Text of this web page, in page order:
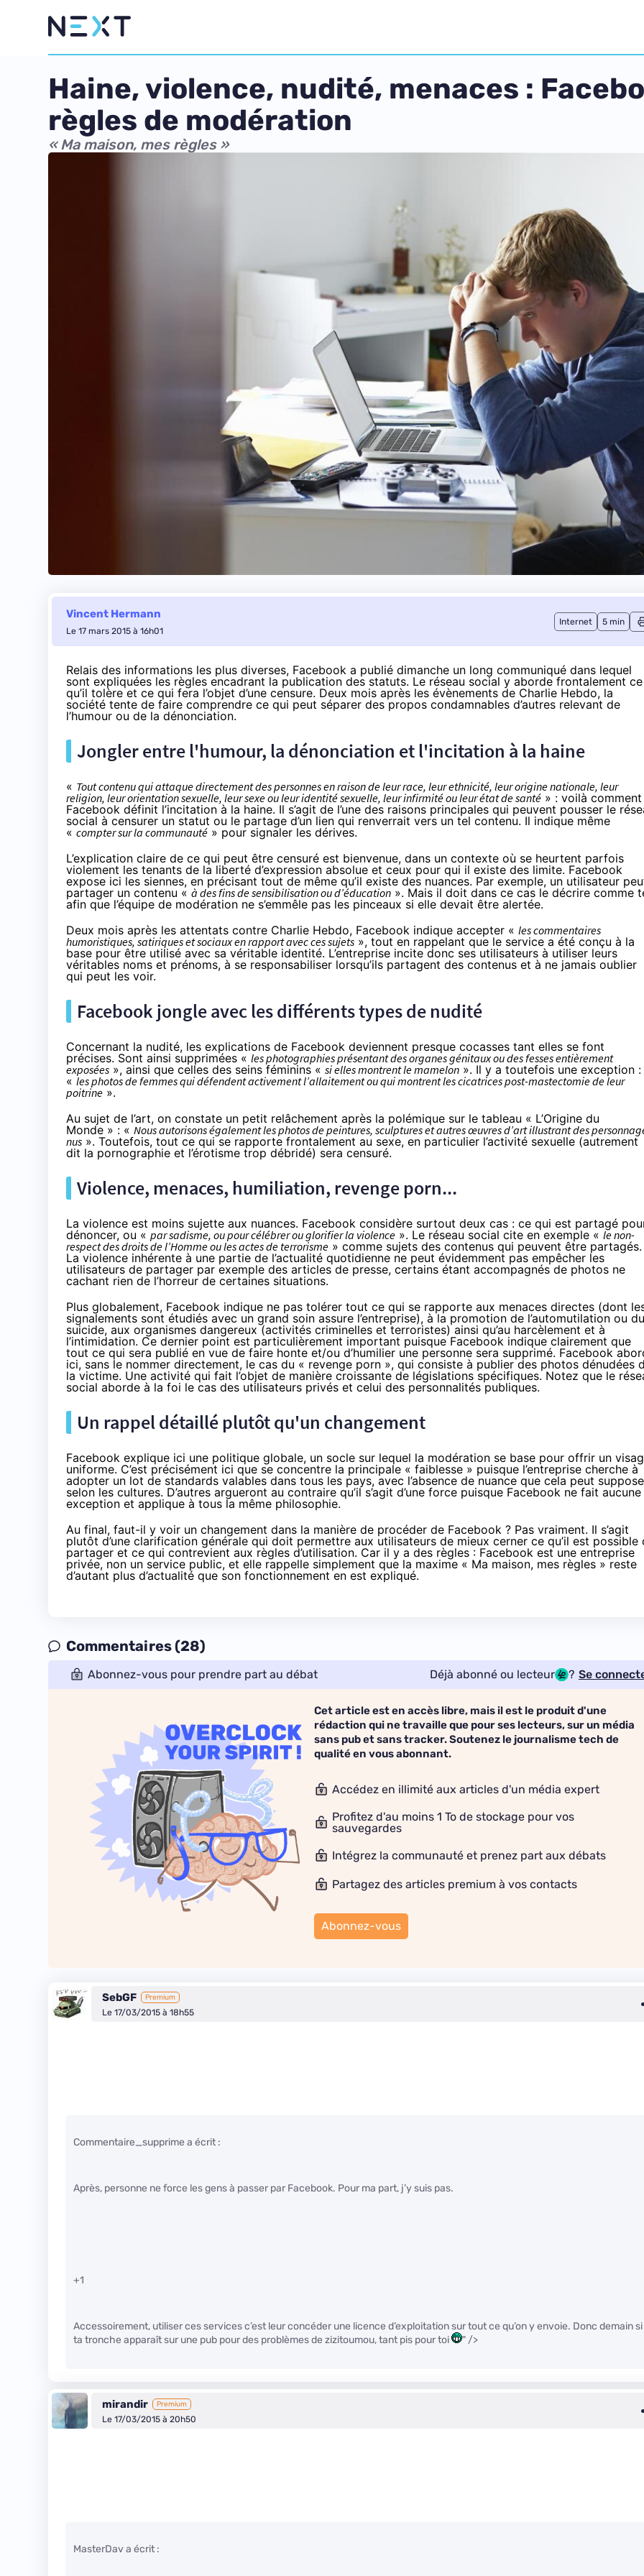
Haine, violence, nudité, menaces :
règles de modération
« Ma maison, mes règles »
Vincent Hermann
Le 17 mars 2015 à 16h01
Internet 5 min
Relais des informations les plus diverses, Facebook a publié dimanche un long communiqué dans lequel
sont expliquées les règles encadrant la publication des statuts. Le réseau social y aborde frontalement ce
qu’il tolère et ce qui fera l’objet d’une censure. Deux mois après les évènements de Charlie Hebdo, la
société tente de faire comprendre ce qui peut séparer des propos condamnables d’autres relevant de
l’humour ou de la dénonciation.
Jongler entre l'humour, la dénonciation et l'incitation à la haine
« Tout contenu qui attaque directement des personnes en raison de leur race, leur ethnicité, leur origine nationale, leur
religion, leur orientation sexuelle, leur sexe ou leur identité sexuelle, leur infirmité ou leur état de santé » : voilà comment
Facebook définit l’incitation à la haine. Il s’agit de l’une des raisons principales qui peuvent pousser le
social à censurer un statut ou le partage d’un lien qui renverrait vers un tel contenu. Il indique même
« compter sur la communauté » pour signaler les dérives.
L’explication claire de ce qui peut être censuré est bienvenue, dans un contexte où se heurtent parfois
violement les tenants de la liberté d’expression absolue et ceux pour qui il existe des limite. Facebook
expose ici les siennes, en précisant tout de même qu’il existe des nuances. Par exemple, un utilisateur
partager un contenu « à des fins de sensibilisation ou d’éducation ». Mais il doit dans ce cas le décrire comme
afin que l’équipe de modération ne s’emmêle pas les pinceaux si elle devait être alertée.
Deux mois après les attentats contre Charlie Hebdo, Facebook indique accepter « les commentaires
humoristiques, satiriques et sociaux en rapport avec ces sujets », tout en rappelant que le service a été conçu à la
base pour être utilisé avec sa véritable identité. L’entreprise incite donc ses utilisateurs à utiliser leurs
véritables noms et prénoms, à se responsabiliser lorsqu’ils partagent des contenus et à ne jamais oublier
qui peut les voir.
Facebook jongle avec les différents types de nudité
Concernant la nudité, les explications de Facebook deviennent presque cocasses tant elles se font
précises. Sont ainsi supprimées « les photographies présentant des organes génitaux ou des fesses entièrement
exposées », ainsi que celles des seins féminins « si elles montrent le mamelon ». Il y a toutefois une exception :
« les photos de femmes qui défendent activement l’allaitement ou qui montrent les cicatrices post-mastectomie de leur
poitrine ».
Au sujet de l’art, on constate un petit relâchement après la polémique sur le tableau « L’Origine du
Monde » : « Nous autorisons également les photos de peintures, sculptures et autres œuvres d’art illustrant des
nus ». Toutefois, tout ce qui se rapporte frontalement au sexe, en particulier l’activité sexuelle (autrement
dit la pornographie et l’érotisme trop débridé) sera censuré.
Violence, menaces, humiliation, revenge porn...
La violence est moins sujette aux nuances. Facebook considère surtout deux cas : ce qui est partagé
dénoncer, ou « par sadisme, ou pour célébrer ou glorifier la violence ». Le réseau social cite en exemple « le non-
respect des droits de l’Homme ou les actes de terrorisme » comme sujets des contenus qui peuvent être partagés.
La violence inhérente à une partie de l’actualité quotidienne ne peut évidemment pas empêcher les
utilisateurs de partager par exemple des articles de presse, certains étant accompagnés de photos ne
cachant rien de l’horreur de certaines situations.
Plus globalement, Facebook indique ne pas tolérer tout ce qui se rapporte aux menaces directes (dont
signalements sont étudiés avec un grand soin assure l’entreprise), à la promotion de l’automutilation ou du
suicide, aux organismes dangereux (activités criminelles et terroristes) ainsi qu’au harcèlement et à
l’intimidation. Ce dernier point est particulièrement important puisque Facebook indique clairement que
tout ce qui sera publié en vue de faire honte et/ou d’humilier une personne sera supprimé. Facebook
ici, sans le nommer directement, le cas du « revenge porn », qui consiste à publier des photos dénudées
la victime. Une activité qui fait l’objet de manière croissante de législations spécifiques. Notez que le
social aborde à la foi le cas des utilisateurs privés et celui des personnalités publiques.
Un rappel détaillé plutôt qu'un changement
Facebook explique ici une politique globale, un socle sur lequel la modération se base pour offrir un
uniforme. C’est précisément ici que se concentre la principale « faiblesse » puisque l’entreprise cherche à
adopter un lot de standards valables dans tous les pays, avec l’absence de nuance que cela peut
selon les cultures. D’autres argueront au contraire qu’il s’agit d’une force puisque Facebook ne fait aucune
exception et applique à tous la même philosophie.
Au final, faut-il y voir un changement dans la manière de procéder de Facebook ? Pas vraiment. Il s’agit
plutôt d’une clarification générale qui doit permettre aux utilisateurs de mieux cerner ce qu’il est possible
partager et ce qui contrevient aux règles d’utilisation. Car il y a des règles : Facebook est une entreprise
privée, non un service public, et elle rappelle simplement que la maxime « Ma maison, mes règles » reste
d’autant plus d’actualité que son fonctionnement en est expliqué.
Commentaires (28)
Abonnez-vous pour prendre part au débat Déjà abonné ou lecteur ? Se
Cet article est en accès libre, mais il est le produit d'une
rédaction qui ne travaille que pour ses lecteurs, sur un média
sans pub et sans tracker. Soutenez le journalisme tech de
qualité en vous abonnant.
Accédez en illimité aux articles d'un média expert
Profitez d'au moins 1 To de stockage pour vos
sauvegardes
Intégrez la communauté et prenez part aux débats
Partagez des articles premium à vos contacts
Abonnez-vous
SebGF Premium
Le 17/03/2015 à 18h55
Commentaire_supprime a écrit :
Après, personne ne force les gens à passer par Facebook. Pour ma part, j’y suis pas.
+1
Accessoirement, utiliser ces services c’est leur concéder une licence d’exploitation sur tout ce qu’on y envoie. Donc demain si
ta tronche apparaît sur une pub pour des problèmes de zizitoumou, tant pis pour toi
" />
mirandir Premium
Le 17/03/2015 à 20h50
MasterDav a écrit :